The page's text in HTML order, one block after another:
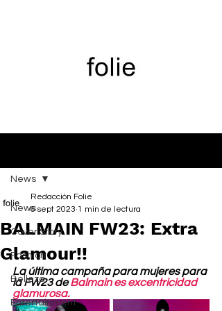
News
Cover Story
Fashion
Belleza
Entertainment
News
BALMAIN FW23: Extra
Glamour!!
Redacción Folie
6 sept 2023 1 min de lectura
La última campaña para mujeres para
la FW23 de Balmain es excentricidad
glamurosa.